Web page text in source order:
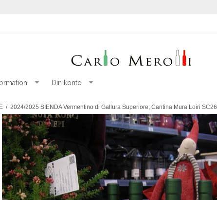
Din konto
/ 2024/2025 SIENDA Vermentino di Gallura Superiore, Cantina Mura Loiri SC26